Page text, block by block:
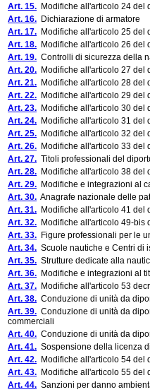
Art. 15. Modifiche all'articolo 24 del
Art. 16. Dichiarazione di armatore
Art. 17. Modifiche all'articolo 25 del
Art. 18. Modifiche all'articolo 26 del
Art. 19. Controlli di sicurezza della
Art. 20. Modifiche all'articolo 27 del
Art. 21. Modifiche all'articolo 28 del
Art. 22. Modifiche all'articolo 29 del
Art. 23. Modifiche all'articolo 30 del
Art. 24. Modifiche all'articolo 31 del
Art. 25. Modifiche all'articolo 32 del
Art. 26. Modifiche all'articolo 33 del
Art. 27. Titoli professionali del
Art. 28. Modifiche all'articolo 38 del
Art. 29. Modifiche e integrazioni al
Art. 30. Anagrafe nazionale delle
Art. 31. Modifiche all'articolo 41 del
Art. 32. Modifiche all'articolo 49-bis
Art. 33. Figure professionali per le
Art. 34. Scuole nautiche e Centri di
Art. 35. Strutture dedicate alla
Art. 36. Modifiche e integrazioni al
Art. 37. Modifiche all'articolo 53
Art. 38. Conduzione di unità da
Art. 39. Conduzione di unità da
commerciali
Art. 40. Conduzione di unità da
Art. 41. Sospensione della licenza
Art. 42. Modifiche all'articolo 54 del
Art. 43. Modifiche all'articolo 55 del
Art. 44. Sanzioni per danno